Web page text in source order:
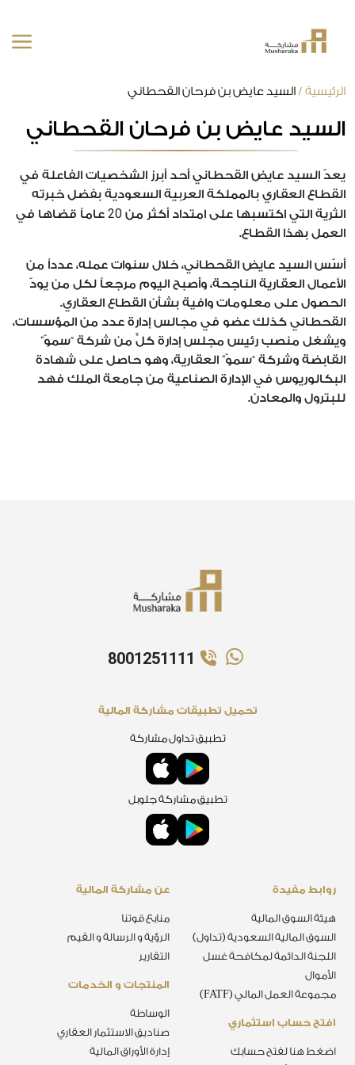
تخطى
المحتوى
الرئيسية /السيد عايض بن فرحان القحطاني
السيد عايض بن فرحان القحطاني
يعدّ السيد عايض القحطاني أحد أبرز الشخصيات الفاعلة في
القطاع العقاري بالمملكة العربية السعودية بفضل خبرته
الثرية التي اكتسبها على امتداد أكثر من 20 عاماً قضاها في
العمل بهذا القطاع.
أسّس السيد عايض القحطاني، خلال سنوات عمله، عدداً من
الأعمال العقارية الناجحة، وأصبح اليوم مرجعاً لكل من يودّ
الحصول على معلومات وافية بشأن القطاع العقاري.
القحطاني كذلك عضو في مجالس إدارة عدد من المؤسسات،
ويشغل منصب رئيس مجلس إدارة كلٍّ من شركة “سموّ”
القابضة وشركة “سموّ” العقارية، وهو حاصل على شهادة
البكالوريوس في الإدارة الصناعية من جامعة الملك فهد
للبترول والمعادن.
8001251111
المنتجات و الخدمات
الوساطة
صناديق الاستثمار العقاري
إدارة الأوراق المالية
عن مشاركة المالية
منابع قوتنا
الرؤية و الرسالة و القيم
التقارير
افتح حساب استثماري
اضغط هنا لفتح حسابك
روابط مفيدة
هيئة السوق المالية
السوق المالية السعودية (تداول)
اللجنة الدائمة لمكافحة غسل
الأموال
مجموعة العمل المالي (FATF)
تحميل تطبيقات مشاركة المالية
تطبيق تداول مشاركة
تطبيق مشاركة جلوبل